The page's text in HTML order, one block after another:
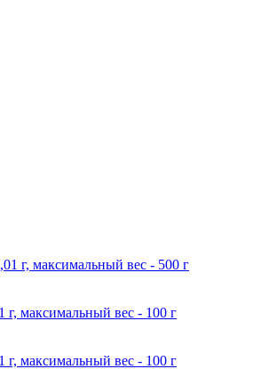
г, максимальный вес - 500 г
максимальный вес - 100 г
максимальный вес - 100 г